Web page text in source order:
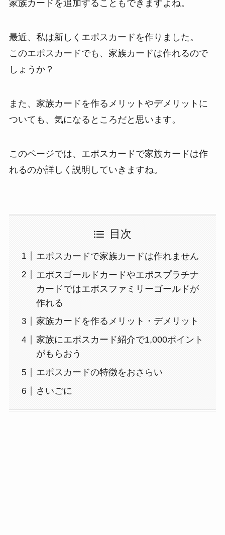
家族カードを追加することもできますよね。
最近、私は新しくエポスカードを作りました。
このエポスカードでも、家族カードは作れるので
しょうか？
また、家族カードを作るメリットやデメリットに
ついても、気になるところだと思います。
このページでは、エポスカードで家族カードは作
れるのか詳しく説明していきますね。
目次
エポスカードで家族カードは作れません
エポスゴールドカードやエポスプラチナ
カードではエポスファミリーゴールドが
作れる
家族カードを作るメリット・デメリット
家族にエポスカード紹介で1,000ポイント
がもらおう
エポスカードの特徴をおさらい
さいごに